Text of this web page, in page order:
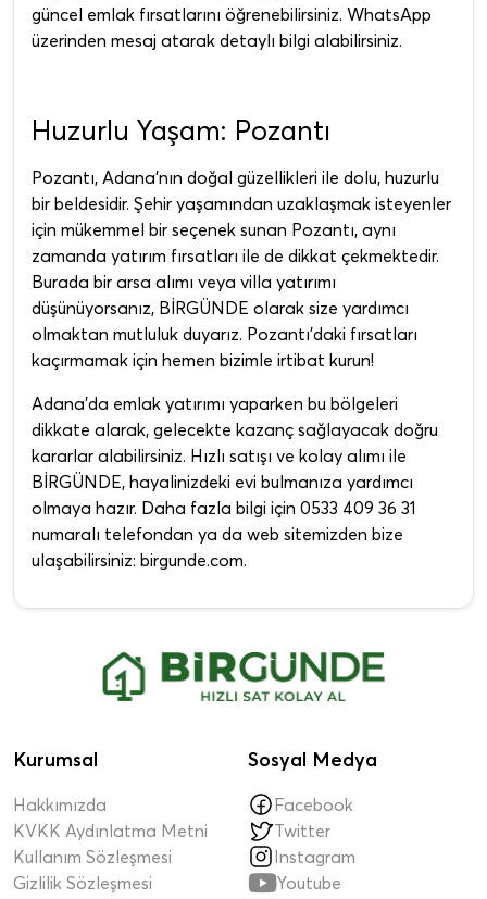
güncel emlak fırsatlarını öğrenebilirsiniz. WhatsApp
üzerinden mesaj atarak detaylı bilgi alabilirsiniz.
Huzurlu Yaşam: Pozantı
Pozantı, Adana'nın doğal güzellikleri ile dolu, huzurlu
bir beldesidir. Şehir yaşamından uzaklaşmak isteyenler
için mükemmel bir seçenek sunan Pozantı, aynı
zamanda yatırım fırsatları ile de dikkat çekmektedir.
Burada bir arsa alımı veya villa yatırımı
düşünüyorsanız, BİRGÜNDE olarak size yardımcı
olmaktan mutluluk duyarız. Pozantı'daki fırsatları
kaçırmamak için hemen bizimle irtibat kurun!
Adana'da emlak yatırımı yaparken bu bölgeleri
dikkate alarak, gelecekte kazanç sağlayacak doğru
kararlar alabilirsiniz. Hızlı satışı ve kolay alımı ile
BİRGÜNDE, hayalinizdeki evi bulmanıza yardımcı
olmaya hazır. Daha fazla bilgi için 0533 409 36 31
numaralı telefondan ya da web sitemizden bize
ulaşabilirsiniz: birgunde.com.
Kurumsal
Hakkımızda
KVKK Aydınlatma Metni
Kullanım Sözleşmesi
Gizlilik Sözleşmesi
Sosyal Medya
Facebook
Twitter
Instagram
Youtube